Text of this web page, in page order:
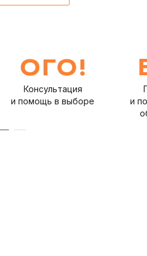
Консультация
и помощь в выборе
и